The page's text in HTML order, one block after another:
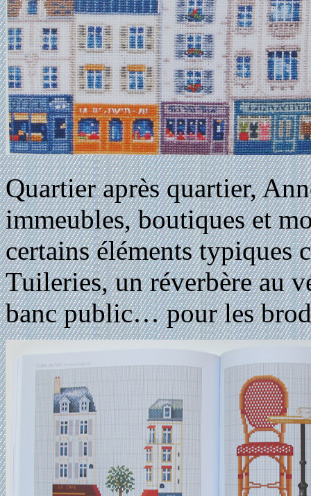
Quartier après quartier,
immeubles, boutiques et
certains éléments typiques
Tuileries, un réverbère au
banc public… pour les